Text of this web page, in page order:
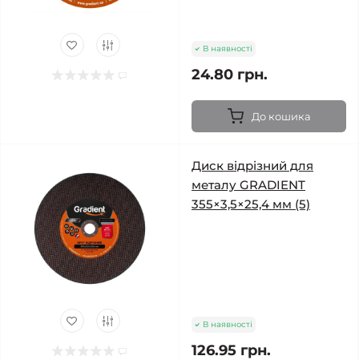
В наявності
24.80 грн.
До кошика
Диск відрізний для
металу GRADIENT
355×3,5×25,4 мм (5)
В наявності
126.95 грн.